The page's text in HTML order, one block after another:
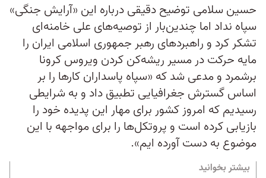
حسین سلامی توضیح دقیقی درباره این «آرایش جنگی»
سپاه نداد اما چندین‌بار از توصیه‌های علی خامنه‌ای
تشکر کرد و راهبردهای رهبر جمهوری اسلامی ایران را
مایه حرکت در مسیر ریشه‌کن کردن ویروس کرونا
برشمرد و مدعی شد که «سپاه پاسداران کارها را بر
اساس گسترش جغرافیایی تطبیق داد و به شرایطی
رسیدیم که امروز کشور برای مهار این پدیده خود را
بازیابی کرده است و پروتکل‌ها را برای مواجهه با این
موضوع به دست آورده ایم».
بیشتر بخوانید